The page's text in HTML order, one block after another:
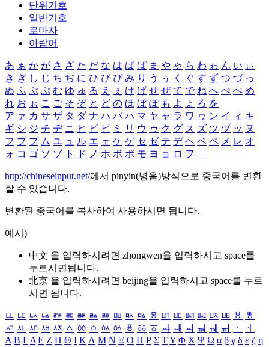
단위기호
일반기호
로마자
아랍어
あ ぁ か が さ ざ た だ な は ば ぱ ま や ゃ ら わ ゎ ん い ぃ
き ぎ し じ ち ぢ に ひ び ぴ み り う ぅ く ぐ す ず つ づ っ
ぬ ふ ぶ ぷ む ゆ ゅ る え ぇ け げ せ ぜ て で ね へ べ ぺ め
れ お ぉ こ ご そ ぞ と ど の ほ ぼ ぽ も よ ょ ろ を
ア ァ カ サ ザ タ ダ ナ ハ バ パ マ ヤ ャ ラ ワ ヮ ン イ ィ キ
ギ シ ジ チ ヂ ニ ヒ ビ ピ ミ リ ウ ゥ ク グ ス ズ ツ ヅ ッ ヌ
フ ブ プ ム ユ ュ ル エ ェ ケ ゲ セ ゼ テ デ ヘ ベ ペ メ レ オ
ォ コ ゴ ソ ゾ ト ド ノ ホ ボ ポ モ ヨ ョ ロ ヲ ―
http://chineseinput.net/에서 pinyin(병음)방식으로 중국어를 변환
할 수 있습니다.
변환된 중국어를 복사하여 사용하시면 됩니다.
예시)
中文 을 입력하시려면 zhongwen을 입력하시고 space를
누르시면됩니다.
北京 을 입력하시려면 beijing을 입력하시고 space를 누르
시면 됩니다.
ㅥ ㅦ ㅧ ㅨ ㅩ ㅪ ㅫ ㅬ ㅭ ㅮ ㅯ ㅰ ㅱ ㅲ ㅳ ㅴ ㅵ ㅶ ㅷ ㅸ
ㅹ
ㅺ ㅻ ㅼ ㅽ ㅾ ㅿ ㆀ ㆁ ㆂ ㆃ ㆄ ㆅ ㆆ ㆇ ㆈ ㆉ ㆊ ㆋ ㆌ ㆍ
ㆎ
Α Β ΓΔ Ε Ζ Η Θ Ι ΚΛ Μ Ν Ξ Ο Π Ρ Σ ΤΥ Φ Χ Ψ Ω α β γ δ ε ζ η